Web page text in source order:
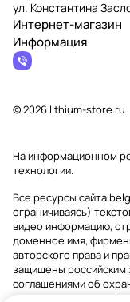
ул. Константина
Интернет-магазин
Информация
© 2026 lithium-store.ru
На информационном
технологии.
Все ресурсы сайта
ограничиваясь)
видео информацию,
доменное имя,
авторского права и
защищены
соглашениями об